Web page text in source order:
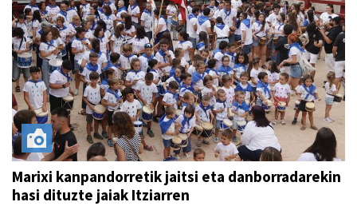
Marixi kanpandorretik jaitsi eta danborradarekin
hasi dituzte jaiak Itziarren